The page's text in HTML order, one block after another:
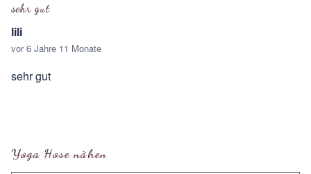
sehr gut
lili
vor 6 Jahre 11 Monate
sehr gut
Yoga Hose nähen